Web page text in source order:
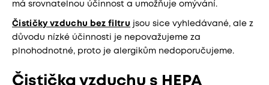
má srovnatelnou účinnost a umožňuje omývání.
Čističky vzduchu bez filtru jsou sice vyhledávané, ale z
důvodu nízké účinnosti je nepovažujeme za
plnohodnotné, proto je alergikům nedoporučujeme.
Čistička vzduchu s HEPA